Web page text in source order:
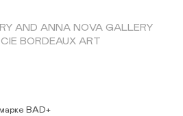
AND ANNA NOVA GALLERY
BORDEAUX ART
BAD+